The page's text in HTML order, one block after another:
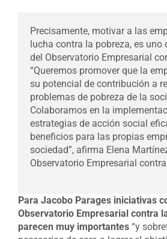
Precisamente, motivar a las
lucha contra la pobreza, es uno
del Observatorio Empresarial
“Queremos promover que la
su potencial de contribución a
problemas de pobreza de la
Colaboramos en la
estrategias de acción social
beneficios para las propias
sociedad”, afirma Elena
Observatorio Empresarial
Para Jacobo Parages iniciativas
Observatorio Empresarial contra
parecen muy importantes“y